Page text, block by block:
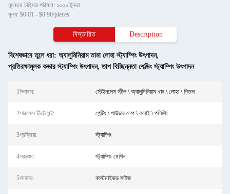
ন্যূনতম চাহিদার পরিমাণ: ১০০০ টুকরা
মূল্য: $0.01 - $0.90/pieces
বিস্তারিত Description
বিশেষভাবে তুলে ধরা: অ্যালুমিনিয়াম তামা লোহা স্ট্যাম্পিং উৎপাদন,
প্রতিরক্ষামূলক কভার স্ট্যাম্পিং উৎপাদন,তাপ বিচ্ছিন্নতা শেল্ডিং স্ট্যাম্পিং উৎপাদন
1উপাদান: স্টেইনলেস স্টীল \ অ্যালুমিনিয়াম খাদ \ লোহা \ পিতল
2সারফেস ট্রিটমেন্ট: পেন্টিং \ পাউডার লেপ \ কলাই \ পলিশিং
3প্রক্রিয়া: স্ট্যাম্পিং
4সরঞ্জাম: স্ট্যাম্পিং মেশিন
5আকার: কাস্টমাইজড সাইজ